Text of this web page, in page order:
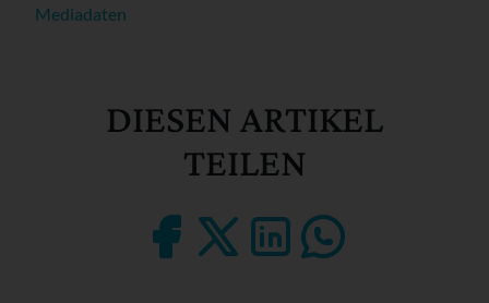
Mediadaten
DIESEN ARTIKEL
TEILEN